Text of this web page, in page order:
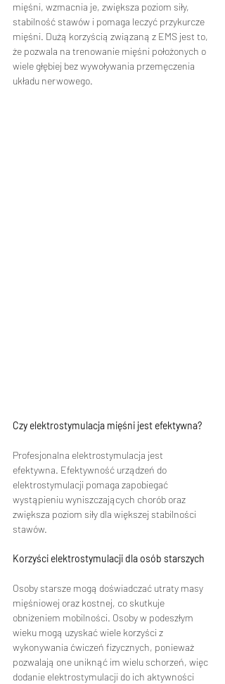
mięśni, wzmacnia je, zwiększa poziom siły,
stabilność stawów i pomaga leczyć przykurcze
mięśni. Dużą korzyścią związaną z EMS jest to,
że pozwala na trenowanie mięśni położonych o
wiele głębiej bez wywoływania przemęczenia
układu nerwowego.
Czy elektrostymulacja mięśni jest efektywna?
Profesjonalna elektrostymulacja jest
efektywna. Efektywność urządzeń do
elektrostymulacji pomaga zapobiegać
wystąpieniu wyniszczających chorób oraz
zwiększa poziom siły dla większej stabilności
stawów.
Korzyści elektrostymulacji dla osób starszych
Osoby starsze mogą doświadczać utraty masy
mięśniowej oraz kostnej, co skutkuje
obniżeniem mobilności. Osoby w podeszłym
wieku mogą uzyskać wiele korzyści z
wykonywania ćwiczeń fizycznych, ponieważ
pozwalają one uniknąć im wielu schorzeń, więc
dodanie elektrostymulacji do ich aktywności